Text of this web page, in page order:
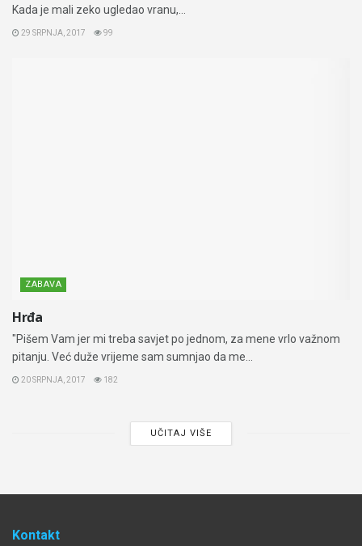
Kada je mali zeko ugledao vranu,...
29 SRPNJA, 2017 99
ZABAVA
Hrđa
"Pišem Vam jer mi treba savjet po jednom, za mene vrlo važnom
pitanju. Već duže vrijeme sam sumnjao da me...
20 SRPNJA, 2017 182
UČITAJ VIŠE
Kontakt